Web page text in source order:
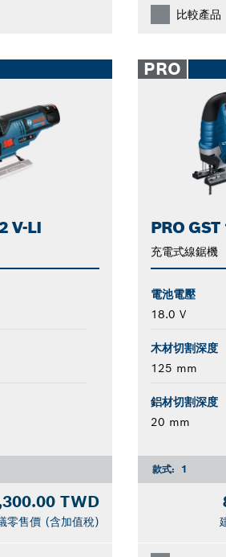
比較產品
V-LI
TWD
零售價 (含加值稅)
PRO
PRO
充電式線鋸機
電池電壓
18.0 V
木材切割深度
125 mm
鋁材切割深度
20 mm
款式: 1